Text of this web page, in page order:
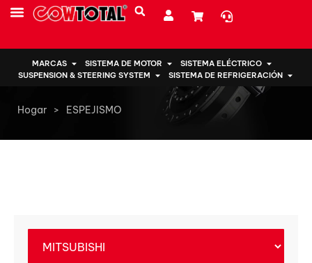
MARCAS SISTEMA DE MOTOR
SISTEMA ELÉCTRICO
SUSPENSION & STEERING SYSTEM
SISTEMA DE REFRIGERACIÓN
Hogar > ESPEJISMO